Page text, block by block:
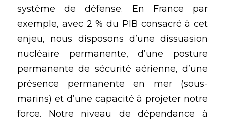
système de défense. En France par
exemple, avec 2 % du PIB consacré à cet
enjeu, nous disposons d’une dissuasion
nucléaire permanente, d’une posture
permanente de sécurité aérienne, d’une
présence permanente en mer (sous-
marins) et d’une capacité à projeter notre
force. Notre niveau de dépendance à